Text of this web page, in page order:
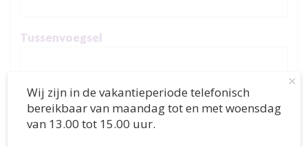
Tussenvoegsel
Achternaam*
×
Wij zijn in de vakantieperiode telefonisch
bereikbaar van maandag tot en met woensdag
van 13.00 tot 15.00 uur.